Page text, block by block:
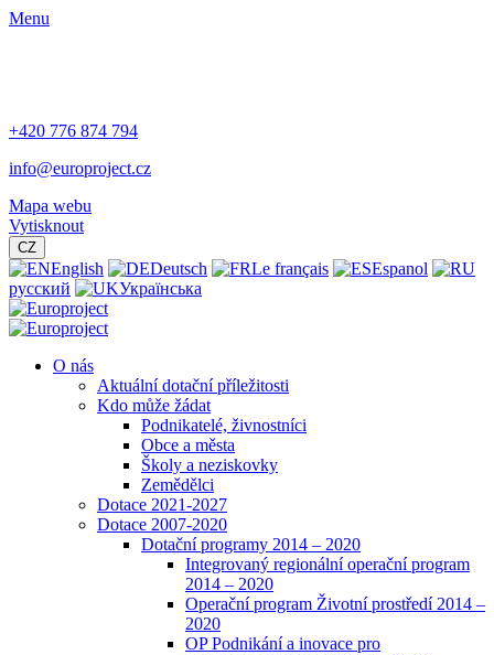
Menu
+420 776 874 794
info@europroject.cz
Mapa webu
Vytisknout
CZ
English Deutsch Le français
Espanol
русский
Українська
O nás
Aktuální dotační příležitosti
Kdo může žádat
Podnikatelé, živnostníci
Obce a města
Školy a neziskovky
Zemědělci
Dotace 2021-2027
Dotace 2007-2020
Dotační programy 2014 – 2020
Integrovaný regionální operační program
2014 – 2020
Operační program Životní prostředí 2014 –
2020
OP Podnikání a inovace pro